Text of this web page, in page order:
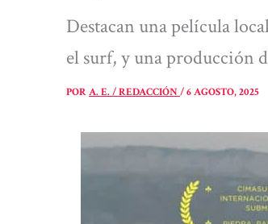
Destacan una película
el surf, y una producción
PORA. E. / REDACCIÓN/6 AGOSTO, 2025